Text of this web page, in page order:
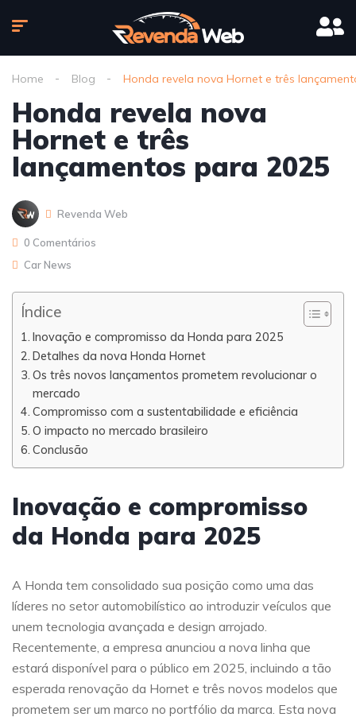
Home Blog Honda revela nova Hornet e três
Honda revela nova
Hornet e três
lançamentos para 2025
Revenda Web
0 Comentários
Car News
Índice
Inovação e compromisso da Honda para 2025
Detalhes da nova Honda Hornet
Os três novos lançamentos prometem revolucionar o
mercado
Compromisso com a sustentabilidade e eficiência
O impacto no mercado brasileiro
Conclusão
Inovação e compromisso
da Honda para 2025
A Honda tem consolidado sua posição como uma das
líderes no setor automobilístico ao introduzir veículos que
unem tecnologia avançada e design arrojado.
Recentemente, a empresa anunciou a nova linha que
estará disponível para o público em 2025, incluindo a tão
esperada renovação da Hornet e três novos modelos que
prometem ser um marco no portfólio da marca. Esta nova